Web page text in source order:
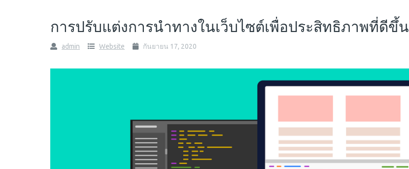
การปรับแต่งการนำทางในเว็บไซต์เพื่อประสิทธิภาพที่ดีขึ้น
admin Website กันยายน 17, 2020